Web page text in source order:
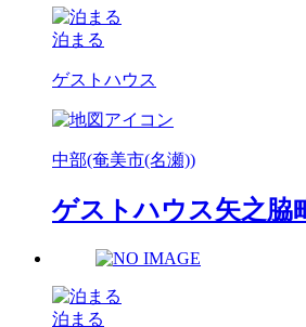
泊まる
ゲストハウス
中部(奄美市(名瀬))
ゲストハウス矢之脇町
泊まる